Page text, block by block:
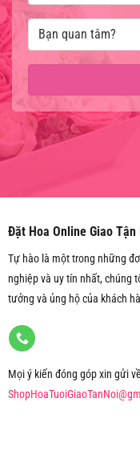
Đặt Hoa Online Giao Tận
Tự hào là một trong những
nghiệp và uy tín nhất, chúng
tưởng và ủng hộ của khách
Mọi ý kiến đóng góp xin gửi